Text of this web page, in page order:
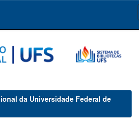
da Universidade Federal de